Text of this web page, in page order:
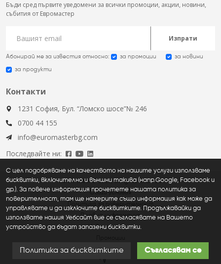
Бъди сред първите уведомени за всички промоции, акции, новини,
събития от Евромастер
Изпрати
Абонирай ме за известия относно: за промоции за новини
за продукти
Контакти
1231 София, Бул. “Ломско шосе”№ 246
0700 44 155
info@euromasterbg.com
Последвайте ни:
Euromaster © 2026, all rights reserved
Общи условия
Политика за поверителност
Правна информация
Нови продукти
С цел подобряване на качеството на нашите услуги използваме
бисквитки, включително и външни такива (напр.Google, Facebook и
др.). За повече информация прочетете нашата политика за
поверителност, там ще намерите също информация как може да
управлявате и да изключите бисквитките. Продължавайки да
използвате нашия Уебсайт вие се съгласявате на Вашето
устройство да бъдат запазени бисквитки.
Политика за бисквитките Съгласявам се